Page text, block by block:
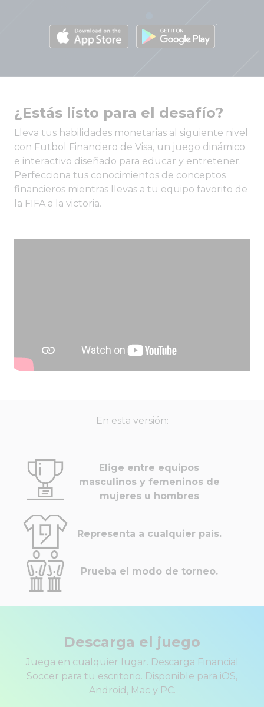
¿Estás listo para el desafío?
Lleva tus habilidades monetarias al siguiente nivel
con Futbol Financiero de Visa, un juego dinámico
e interactivo diseñado para educar y entretener.
Perfecciona tus conocimientos de conceptos
financieros mientras llevas a tu equipo favorito de
la FIFA a la victoria.
En esta versión:
Elige entre equipos
masculinos y femeninos de
mujeres u hombres
Representa a cualquier país.
Prueba el modo de torneo.
Descarga el juego
Juega en cualquier lugar. Descarga Financial
Soccer para tu escritorio. Disponible para iOS,
Android, Mac y PC.